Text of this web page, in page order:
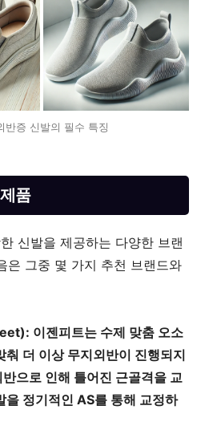
반증 신발의 필수 특징
품
신발을 제공하는 다양한 브랜
은 그중 몇 가지 추천 브랜드와
이젠피트는 수제 맞춤 오소
춰 더 이상 무지외반이 진행되지
으로 인해 틀어진 근골격을 교
을 정기적인 AS를 통해 교정하